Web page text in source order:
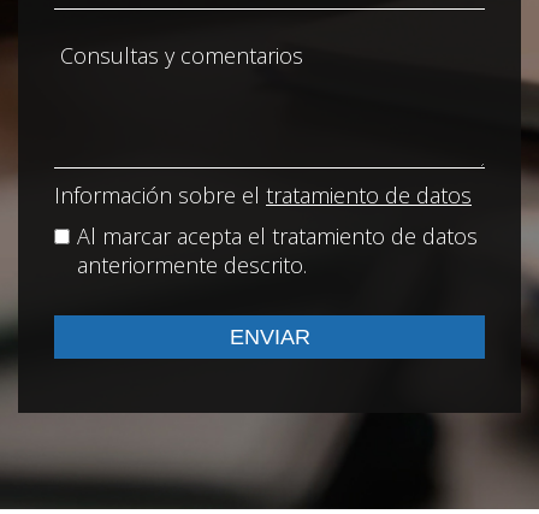
Información sobre el tratamiento de datos
Al marcar acepta el tratamiento de datos
anteriormente descrito.